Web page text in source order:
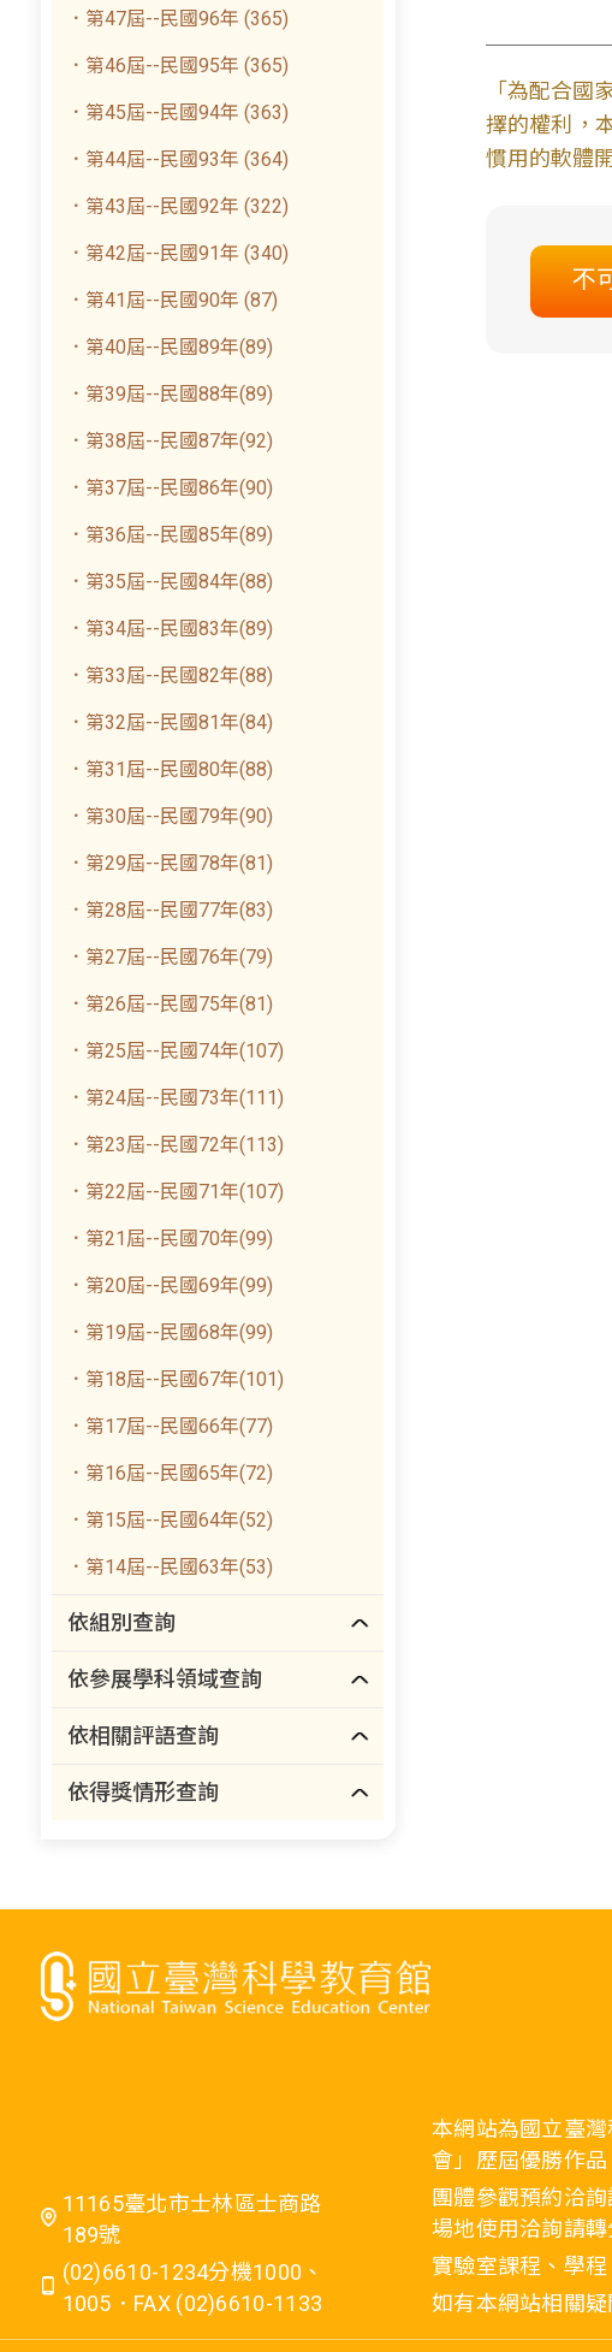
．第47屆--民國96年 (365)
．第46屆--民國95年 (365)
．第45屆--民國94年 (363)
．第44屆--民國93年 (364)
．第43屆--民國92年 (322)
．第42屆--民國91年 (340)
．第41屆--民國90年 (87)
．第40屆--民國89年(89)
．第39屆--民國88年(89)
．第38屆--民國87年(92)
．第37屆--民國86年(90)
．第36屆--民國85年(89)
．第35屆--民國84年(88)
．第34屆--民國83年(89)
．第33屆--民國82年(88)
．第32屆--民國81年(84)
．第31屆--民國80年(88)
．第30屆--民國79年(90)
．第29屆--民國78年(81)
．第28屆--民國77年(83)
．第27屆--民國76年(79)
．第26屆--民國75年(81)
．第25屆--民國74年(107)
．第24屆--民國73年(111)
．第23屆--民國72年(113)
．第22屆--民國71年(107)
．第21屆--民國70年(99)
．第20屆--民國69年(99)
．第19屆--民國68年(99)
．第18屆--民國67年(101)
．第17屆--民國66年(77)
．第16屆--民國65年(72)
．第15屆--民國64年(52)
．第14屆--民國63年(53)
依組別查詢
依參展學科領域查詢
依相關評語查詢
依得獎情形查詢
「為配合國
擇的權利，
慣用的軟體
不
11165臺北市士林區士商路
189號
(02)6610-1234分機1000、
1005．FAX (02)6610-1133
本網站為國立臺
會」歷屆優勝作
團體參觀預約洽
場地使用洽詢請
實驗室課程、學
如有本網站相關